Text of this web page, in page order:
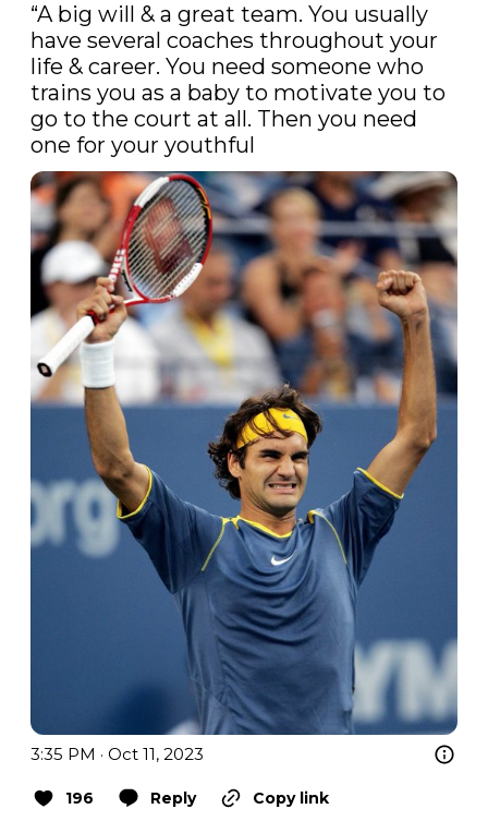
“A big will & a great team. You usually
have several coaches throughout your
life & career. You need someone who
trains you as a baby to motivate you to
go to the court at all. Then you need
one for your youthful
3:35 PM · Oct 11, 2023
196 Reply
Copy link